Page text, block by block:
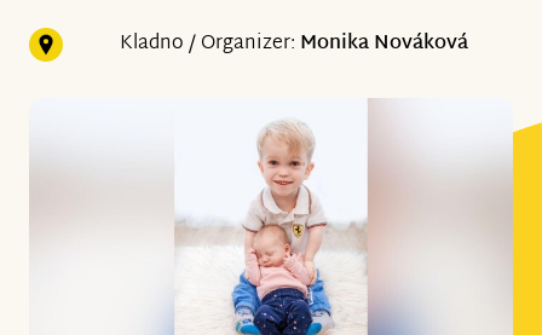
Kladno / Organizer: Monika Nováková